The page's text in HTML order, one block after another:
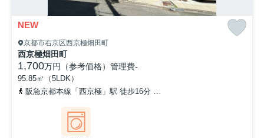
NEW
京都市右京区西京極畑田町
西京極畑田町
1,700万円（参考価格） 管理費-
95.85㎡（5LDK）
阪急京都本線「西京極」駅 徒歩16分